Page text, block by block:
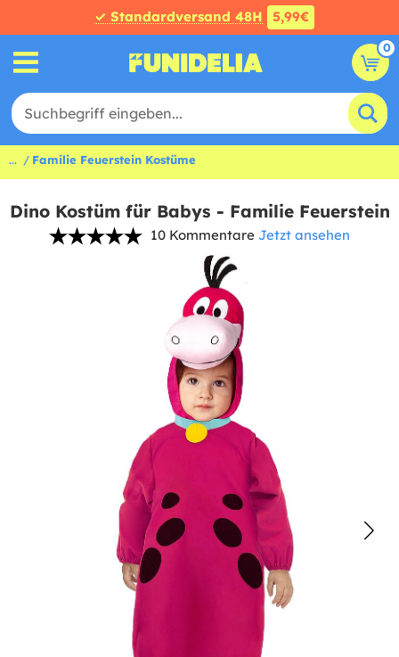
✓ Standardversand 48H 5,99€
0
... Familie Feuerstein Kostüme
Dino Kostüm für Babys - Familie Feuerstein
10 Kommentare Jetzt ansehen